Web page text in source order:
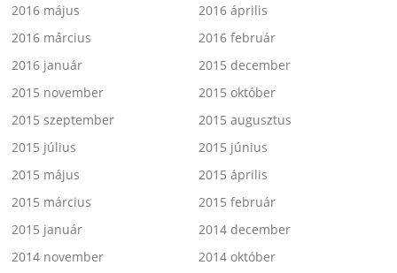
2016 május
2016 április
2016 március
2016 február
2016 január
2015 december
2015 november
2015 október
2015 szeptember
2015 augusztus
2015 július
2015 június
2015 május
2015 április
2015 március
2015 február
2015 január
2014 december
2014 november
2014 október